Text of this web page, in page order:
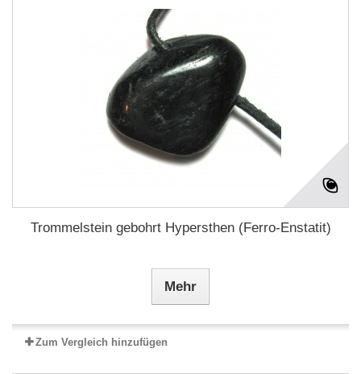
Trommelstein gebohrt Hypersthen (Ferro-Enstatit)
Mehr
Zum Vergleich hinzufügen